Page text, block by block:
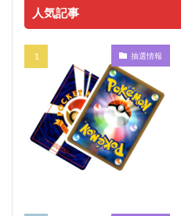
人気記事
抽選情報